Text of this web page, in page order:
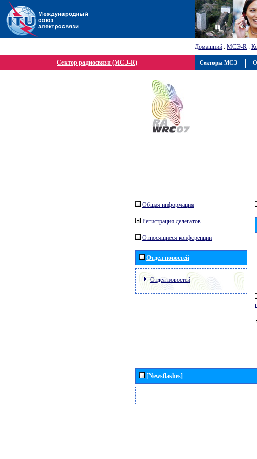
Домашний : МСЭ-R :
Сектор радиосвязи (МСЭ-R)
Общая информация
Регистрация делегатов
Относящиеся конференции
Отдел новостей
Отдел новостей
[Newsflashes]
Секторы МСЭ